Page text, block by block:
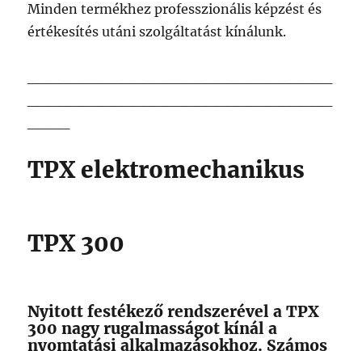
Minden termékhez professzionális képzést és
értékesítés utáni szolgáltatást kínálunk.
TPX elektromechanikus
TPX 300
Nyitott festékező rendszerével a TPX
300 nagy rugalmasságot kínál a
nyomtatási alkalmazásokhoz. Számos